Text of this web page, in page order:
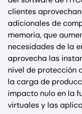
clientes
adicionales de
memoria, que
necesidades de la
aprovecha las
nivel de protección
la carga de
impacto nulo en la
virtuales y las